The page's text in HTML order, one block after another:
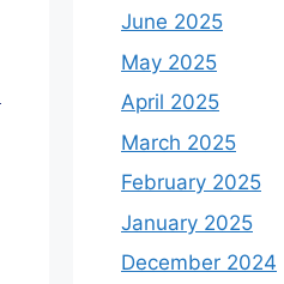
June 2025
May 2025
April 2025
March 2025
February 2025
January 2025
December 2024